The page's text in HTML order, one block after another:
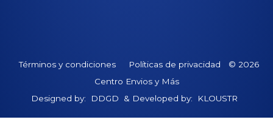
Términos y condiciones Políticas de privacidad
© 2026
Centro Envios y Más
Designed by:
DDGD & Developed by: KLOUSTR